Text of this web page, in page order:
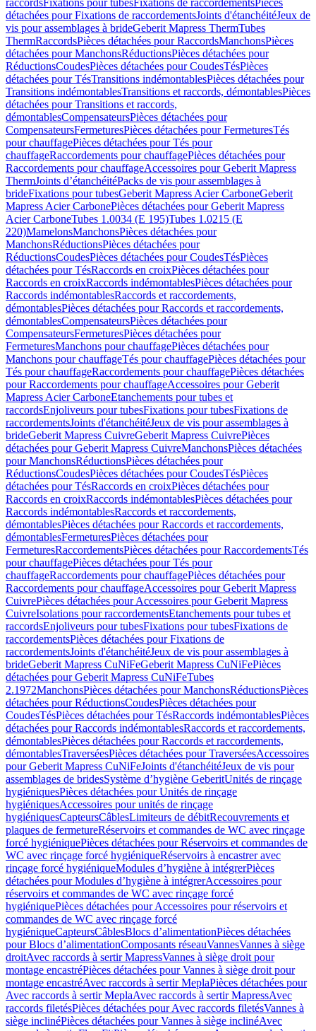
raccordsFixations pour tubesFixations de raccordementsPièces
détachées pour Fixations de raccordementsJoints d'étanchéitéJeux de
vis pour assemblages à brideGeberit Mapress ThermTubes
ThermRaccordsPièces détachées pour RaccordsManchonsPièces
détachées pour ManchonsRéductionsPièces détachées pour
RéductionsCoudesPièces détachées pour CoudesTésPièces
détachées pour TésTransitions indémontablesPièces détachées pour
Transitions indémontablesTransitions et raccords, démontablesPièces
détachées pour Transitions et raccords,
démontablesCompensateursPièces détachées pour
CompensateursFermeturesPièces détachées pour FermeturesTés
pour chauffagePièces détachées pour Tés pour
chauffageRaccordements pour chauffagePièces détachées pour
Raccordements pour chauffageAccessoires pour Geberit Mapress
ThermJoints d’étanchéitéPacks de vis pour assemblages à
brideFixations pour tubesGeberit Mapress Acier CarboneGeberit
Mapress Acier CarbonePièces détachées pour Geberit Mapress
Acier CarboneTubes 1.0034 (E 195)Tubes 1.0215 (E
220)MamelonsManchonsPièces détachées pour
ManchonsRéductionsPièces détachées pour
RéductionsCoudesPièces détachées pour CoudesTésPièces
détachées pour TésRaccords en croixPièces détachées pour
Raccords en croixRaccords indémontablesPièces détachées pour
Raccords indémontablesRaccords et raccordements,
démontablesPièces détachées pour Raccords et raccordements,
démontablesCompensateursPièces détachées pour
CompensateursFermeturesPièces détachées pour
FermeturesManchons pour chauffagePièces détachées pour
Manchons pour chauffageTés pour chauffagePièces détachées pour
Tés pour chauffageRaccordements pour chauffagePièces détachées
pour Raccordements pour chauffageAccessoires pour Geberit
Mapress Acier CarboneEtanchements pour tubes et
raccordsEnjoliveurs pour tubesFixations pour tubesFixations de
raccordementsJoints d'étanchéitéJeux de vis pour assemblages à
brideGeberit Mapress CuivreGeberit Mapress CuivrePièces
détachées pour Geberit Mapress CuivreManchonsPièces détachées
pour ManchonsRéductionsPièces détachées pour
RéductionsCoudesPièces détachées pour CoudesTésPièces
détachées pour TésRaccords en croixPièces détachées pour
Raccords en croixRaccords indémontablesPièces détachées pour
Raccords indémontablesRaccords et raccordements,
démontablesPièces détachées pour Raccords et raccordements,
démontablesFermeturesPièces détachées pour
FermeturesRaccordementsPièces détachées pour RaccordementsTés
pour chauffagePièces détachées pour Tés pour
chauffageRaccordements pour chauffagePièces détachées pour
Raccordements pour chauffageAccessoires pour Geberit Mapress
CuivrePièces détachées pour Accessoires pour Geberit Mapress
CuivreIsolations pour raccordementsEtanchements pour tubes et
raccordsEnjoliveurs pour tubesFixations pour tubesFixations de
raccordementsPièces détachées pour Fixations de
raccordementsJoints d'étanchéitéJeux de vis pour assemblages à
brideGeberit Mapress CuNiFeGeberit Mapress CuNiFePièces
détachées pour Geberit Mapress CuNiFeTubes
2.1972ManchonsPièces détachées pour ManchonsRéductionsPièces
détachées pour RéductionsCoudesPièces détachées pour
CoudesTésPièces détachées pour TésRaccords indémontablesPièces
détachées pour Raccords indémontablesRaccords et raccordements,
démontablesPièces détachées pour Raccords et raccordements,
démontablesTraverséesPièces détachées pour TraverséesAccessoires
pour Geberit Mapress CuNiFeJoints d'étanchéitéJeux de vis pour
assemblages de bridesSystème d’hygiène GeberitUnités de rinçage
hygiéniquesPièces détachées pour Unités de rinçage
hygiéniquesAccessoires pour unités de rinçage
hygiéniquesCapteursCâblesLimiteurs de débitRecouvrements et
plaques de fermetureRéservoirs et commandes de WC avec rinçage
forcé hygiéniquePièces détachées pour Réservoirs et commandes de
WC avec rinçage forcé hygiéniqueRéservoirs à encastrer avec
rinçage forcé hygiéniqueModules d’hygiène à intégrerPièces
détachées pour Modules d’hygiène à intégrerAccessoires pour
réservoirs et commandes de WC avec rinçage forcé
hygiéniquePièces détachées pour Accessoires pour réservoirs et
commandes de WC avec rinçage forcé
hygiéniqueCapteursCâblesBlocs d’alimentationPièces détachées
pour Blocs d’alimentationComposants réseauVannesVannes à siège
droitAvec raccords à sertir MapressVannes à siège droit pour
montage encastréPièces détachées pour Vannes à siège droit pour
montage encastréAvec raccords à sertir MeplaPièces détachées pour
Avec raccords à sertir MeplaAvec raccords à sertir MapressAvec
raccords filetésPièces détachées pour Avec raccords filetésVannes à
siège inclinéPièces détachées pour Vannes à siège inclinéAvec